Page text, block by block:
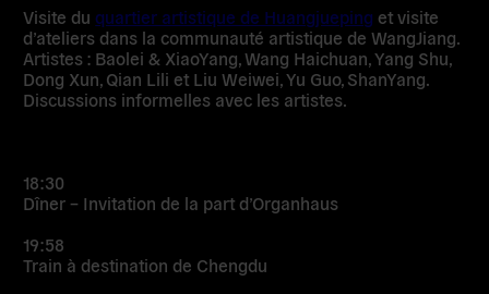
Visite du quartier artistique de Huangjueping et visite
d’ateliers dans la communauté artistique de WangJiang.
Artistes : Baolei & XiaoYang, Wang Haichuan, Yang Shu,
Dong Xun, Qian Lili et Liu Weiwei, Yu Guo, ShanYang.
Discussions informelles avec les artistes.
18:30
Dîner – Invitation de la part d’Organhaus
19:58
Train à destination de Chengdu